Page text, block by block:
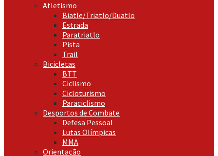
Atletismo
Biatle/Triatlo/Duatlo
Estrada
Paratriatlo
Pista
Trail
Bicicletas
BTT
Ciclismo
Cicloturismo
Paraciclismo
Desportos de Combate
Defesa Pessoal
Lutas Olímpicas
MMA
Orientação